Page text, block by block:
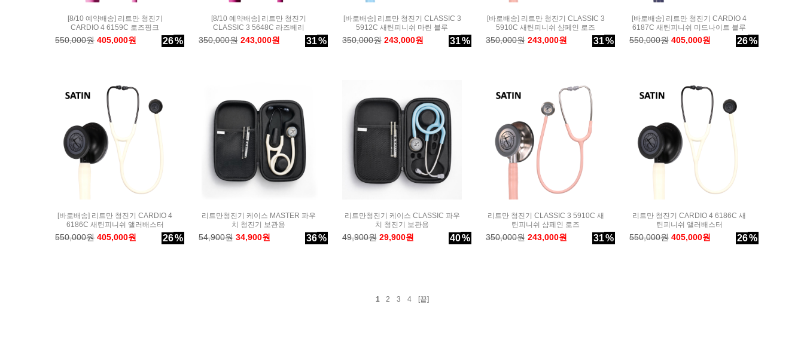
[8/10 예약배송] 리트만 청진기
CARDIO 4 6159C 로즈핑크
550,000원 405,000원 26%
[8/10 예약배송] 리트만 청진기
CLASSIC 3 5648C 라즈베리
350,000원 243,000원 31%
[바로배송] 리트만 청진기 CLASSIC 3
5912C 새틴피니쉬 마린 블루
350,000원 243,000원 31%
[바로배송] 리트만 청진기 CLASSIC 3
5910C 새틴피니쉬 샴페인 로즈
350,000원 243,000원 31%
[바로배송] 리트만 청진기 CARDIO 4
6187C 새틴피니쉬 미드나이트 블루
550,000원 405,000원 26%
[바로배송] 리트만 청진기 CARDIO 4
6186C 새틴피니쉬 앨러배스터
550,000원 405,000원 26%
리트만청진기 케이스 MASTER 파우
치 청진기 보관용
54,900원 34,900원 36%
리트만청진기 케이스 CLASSIC 파우
치 청진기 보관용
49,900원 29,900원 40%
리트만 청진기 CLASSIC 3 5910C 새
틴피니쉬 샴페인 로즈
350,000원 243,000원 31%
리트만 청진기 CARDIO 4 6186C 새
틴피니쉬 앨러배스터
550,000원 405,000원 26%
1 2 3 4 [끝]